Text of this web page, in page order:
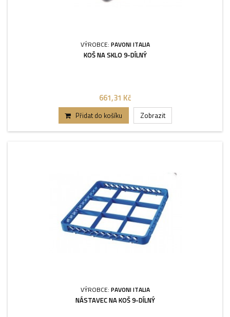
VÝROBCE: PAVONI ITALIA
KOŠ NA SKLO 9-DÍLNÝ
661,31 Kč
Přidat do košíku Zobrazit
VÝROBCE: PAVONI ITALIA
NÁSTAVEC NA KOŠ 9-DÍLNÝ